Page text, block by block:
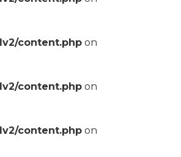
content.php on
content.php on
content.php on